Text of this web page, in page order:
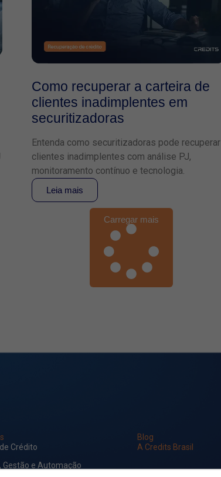
Como recuperar a carteira de
clientes inadimplentes em
securitizadoras
Entenda como securitizadoras pode recuperar
clientes inadimplentes com análise PJ,
monitoramento contínuo e tecnologia.
Leia mais
Carregar mais
Crédito
Gestão e Automação
Blog
A Credits Brasil